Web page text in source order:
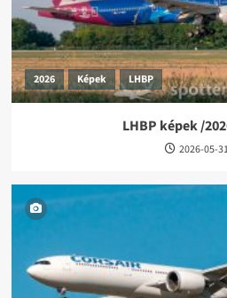
2026 Képek LHBP
LHBP képek /
2026-05-